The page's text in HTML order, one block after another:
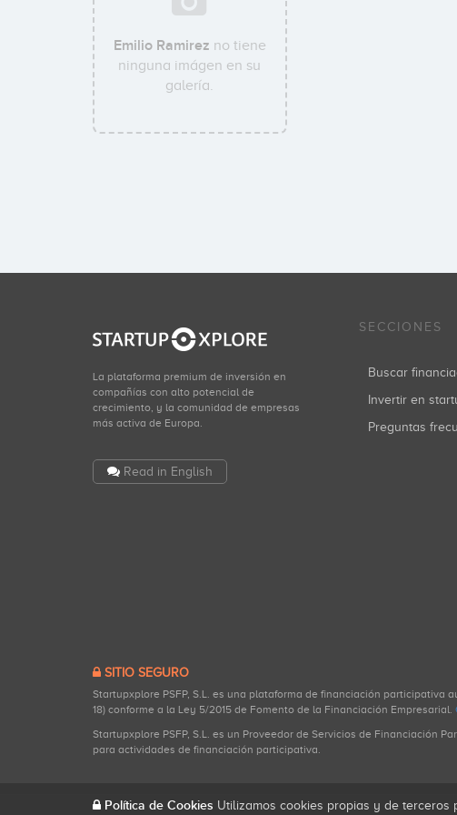
Emilio Ramirez no tiene
ninguna imágen en su
galería.
La plataforma premium de inversión en
compañías con alto potencial de
crecimiento, y la comunidad de empresas
más activa de Europa.
Read in English
SECCIONES
Buscar
Invertir en
Preguntas
SITIO SEGURO
Startupxplore PSFP, S.L. es una plataforma de financiación participativa
18) conforme a la Ley 5/2015 de Fomento de la Financiación Empresarial.
Startupxplore PSFP, S.L. es un Proveedor de Servicios de Financiación
para actividades de financiación participativa.
Política de Cookies Utilizamos cookies propias y de